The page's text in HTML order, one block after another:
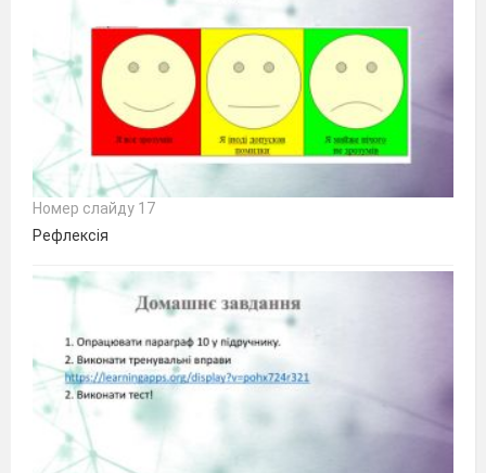
Номер слайду 17
Рефлексія